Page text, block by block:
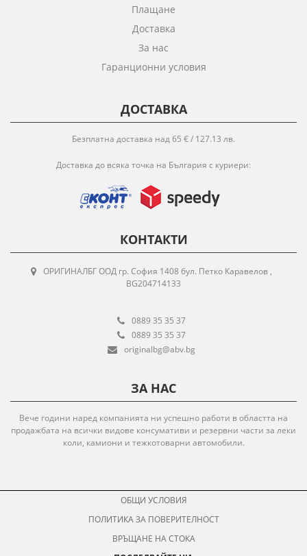
Плащане
Доставка
За нас
Гаранционни условия
ДОСТАВКА
Безплатна доставка над 65 € / 127.13 лв.
Доставка до всяка точка на България с куриери:
КОНТАКТИ
ОРИГИНАЛБГ ООД гр. София 1408 бул. Петко Каравелов ,
BG204714133
0889 35 35 37
0889 35 35 37
originalbg@abv.bg
ЗА НАС
Вече години наред компанията ни успешно работи в областта на
продажбата на всички видове консумативи и резервни части за леки
коли, камиони и тежкотоварни автомобили.
ОБЩИ УСЛОВИЯ
ПОЛИТИКА ЗА ПОВЕРИТЕЛНОСТ
ВРЪЩАНЕ НА СТОКА